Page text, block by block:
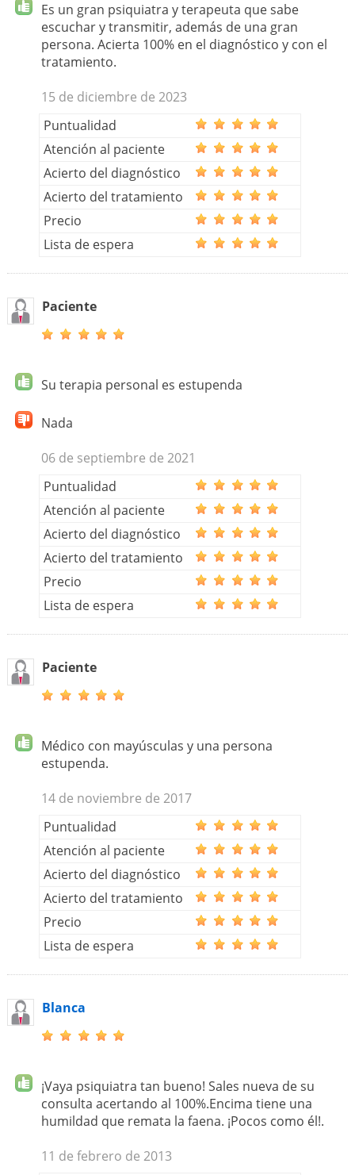
Es un gran psiquiatra y terapeuta que sabe
escuchar y transmitir, además de una gran
persona. Acierta 100% en el diagnóstico y con el
tratamiento.
15 de diciembre de 2023
Puntualidad
Atención al paciente
Acierto del diagnóstico
Acierto del tratamiento
Precio
Lista de espera
Paciente
Su terapia personal es estupenda
Nada
06 de septiembre de 2021
Puntualidad
Atención al paciente
Acierto del diagnóstico
Acierto del tratamiento
Precio
Lista de espera
Paciente
Médico con mayúsculas y una persona
estupenda.
14 de noviembre de 2017
Puntualidad
Atención al paciente
Acierto del diagnóstico
Acierto del tratamiento
Precio
Lista de espera
Blanca
¡Vaya psiquiatra tan bueno! Sales nueva de su
consulta acertando al 100%.Encima tiene una
humildad que remata la faena. ¡Pocos como él!.
11 de febrero de 2013